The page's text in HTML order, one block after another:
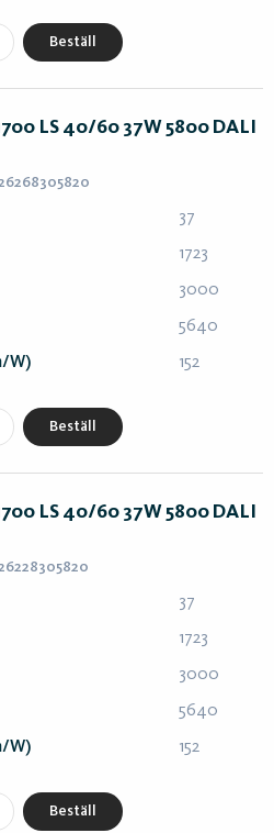
Beställ
LS 40/60 37W 5800 DALI
37
1723
3000
5640
W) 152
Beställ
LS 40/60 37W 5800 DALI
37
1723
3000
5640
W) 152
Beställ